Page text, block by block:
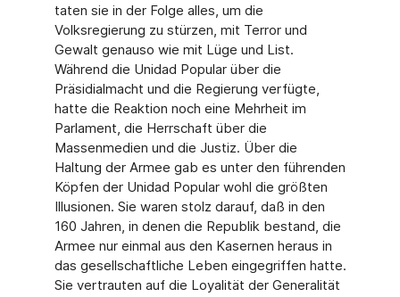
taten sie in der Folge alles, um die
Volksregierung zu stürzen, mit Terror und
Gewalt genauso wie mit Lüge und List.
Während die Unidad Popular über die
Präsidialmacht und die Regierung verfügte,
hatte die Reaktion noch eine Mehrheit im
Parlament, die Herrschaft über die
Massenmedien und die Justiz. Über die
Haltung der Armee gab es unter den führenden
Köpfen der Unidad Popular wohl die größten
Illusionen. Sie waren stolz darauf, daß in den
160 Jahren, in denen die Republik bestand, die
Armee nur einmal aus den Kasernen heraus in
das gesellschaftliche Leben eingegriffen hatte.
Sie vertrauten auf die Loyalität der Generalität